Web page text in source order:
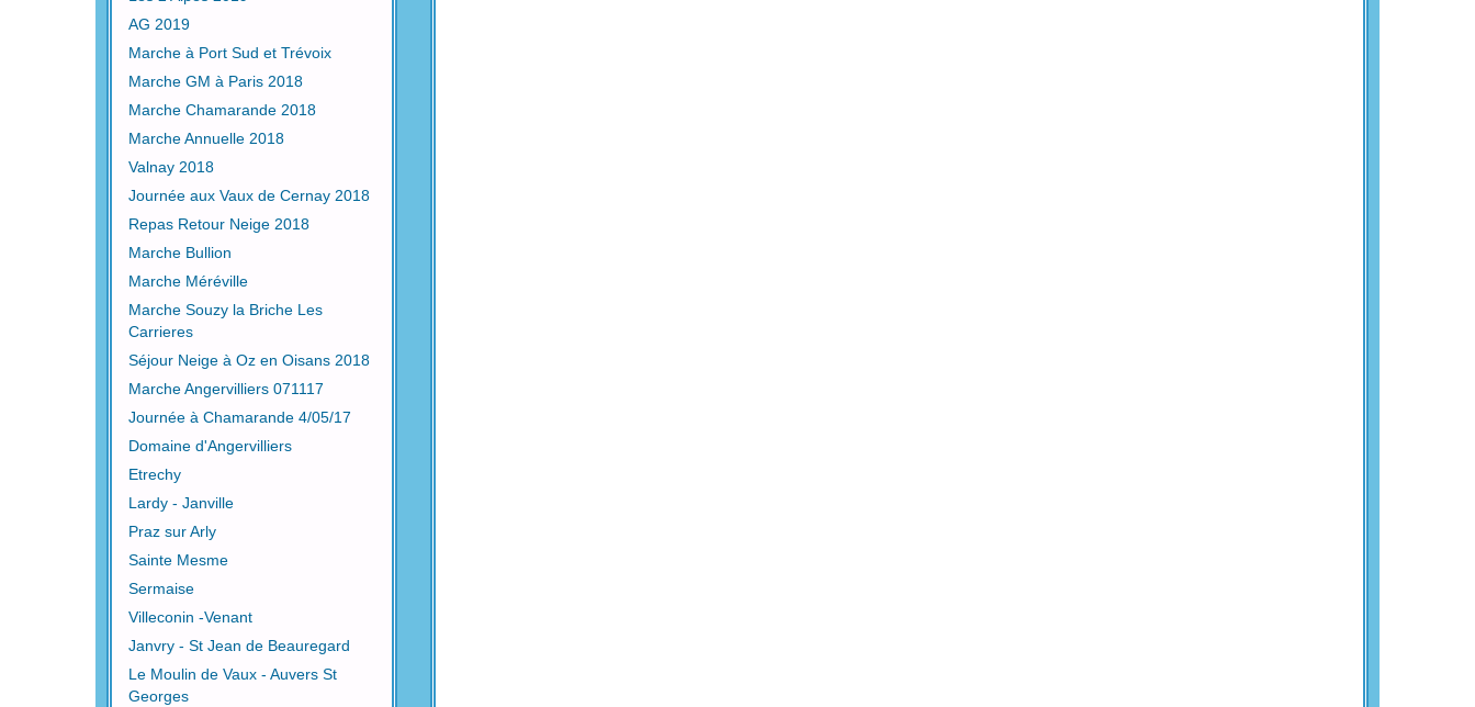
AG 2019
Marche à Port Sud et Trévoix
Marche GM à Paris 2018
Marche Chamarande 2018
Marche Annuelle 2018
Valnay 2018
Journée aux Vaux de Cernay 2018
Repas Retour Neige 2018
Marche Bullion
Marche Méréville
Marche Souzy la Briche Les
Carrieres
Séjour Neige à Oz en Oisans 2018
Marche Angervilliers 071117
Journée à Chamarande 4/05/17
Domaine d'Angervilliers
Etrechy
Lardy - Janville
Praz sur Arly
Sainte Mesme
Sermaise
Villeconin -Venant
Janvry - St Jean de Beauregard
Le Moulin de Vaux - Auvers St
Georges